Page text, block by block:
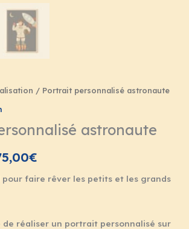
/ Portrait personnalisé astronaute
astronaute
€
pour faire rêver les petits et les grands
de réaliser un portrait personnalisé sur